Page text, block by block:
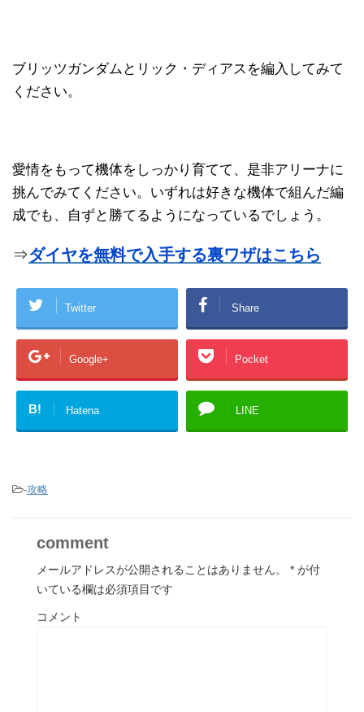
ブリッツガンダムとリック・ディアスを編入してみて
ください。
愛情をもって機体をしっかり育てて、是非アリーナに
挑んでみてください。いずれは好きな機体で組んだ編
成でも、自ずと勝てるようになっているでしょう。
⇒ダイヤを無料で入手する裏ワザはこちら
Twitter Share
Google+ Pocket
B! Hatena LINE
-攻略
comment
メールアドレスが公開されることはありません。 * が付
いている欄は必須項目です
コメント